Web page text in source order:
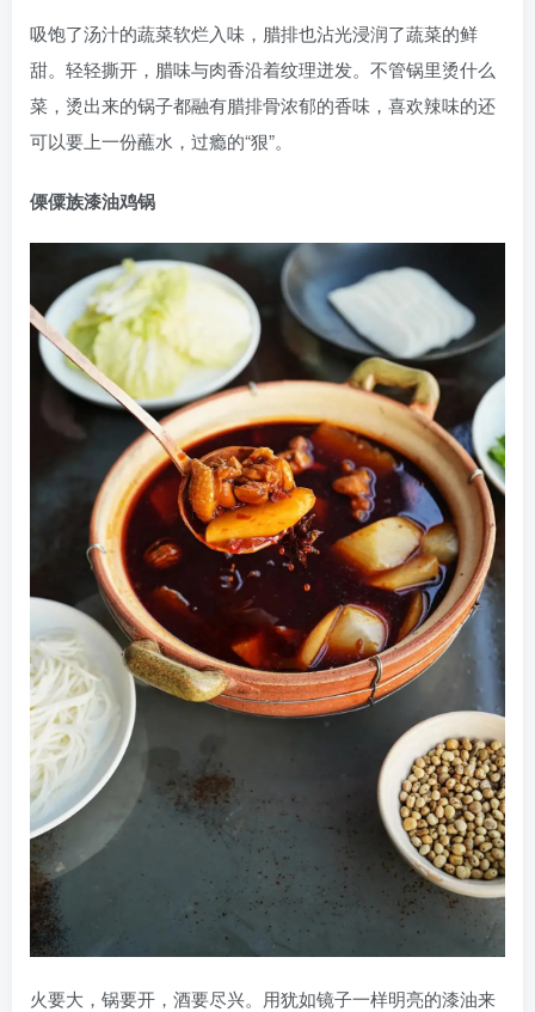
吸饱了汤汁的蔬菜软烂入味，腊排也沾光浸润了蔬菜的鲜
甜。轻轻撕开，腊味与肉香沿着纹理迸发。不管锅里烫什么
菜，烫出来的锅子都融有腊排骨浓郁的香味，喜欢辣味的还
可以要上一份蘸水，过瘾的“狠”。
傈僳族漆油鸡锅
火要大，锅要开，酒要尽兴。用犹如镜子一样明亮的漆油来